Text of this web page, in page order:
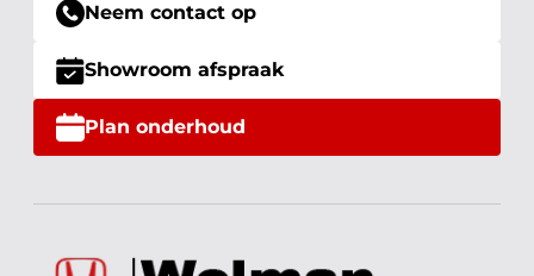
Neem contact op
Showroom afspraak
Plan onderhoud